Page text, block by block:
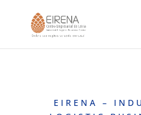
EIRENA –